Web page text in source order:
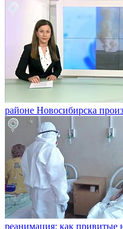
районе Новосибирска
реанимация: как привитые